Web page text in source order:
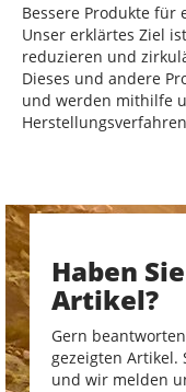
Bessere Produkte für
Unser erklärtes Ziel
reduzieren und
Dieses und andere
und werden mithilfe
Haben
Artikel?
Gern
gezeigten Artikel.
und wir melden